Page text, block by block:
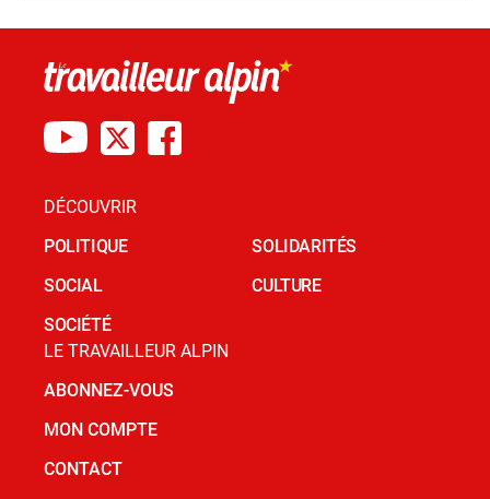
DÉCOUVRIR
POLITIQUE
SOCIAL
SOCIÉTÉ
SOLIDARITÉS
CULTURE
LE TRAVAILLEUR ALPIN
ABONNEZ-VOUS
MON COMPTE
CONTACT